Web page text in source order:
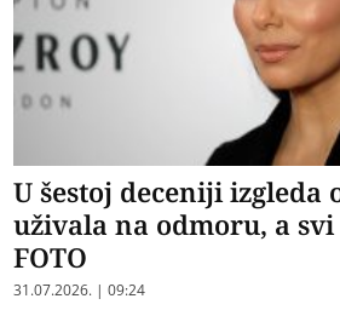
U šestoj deceniji izgleda
uživala na odmoru, a
FOTO
31.07.2026. | 09:24